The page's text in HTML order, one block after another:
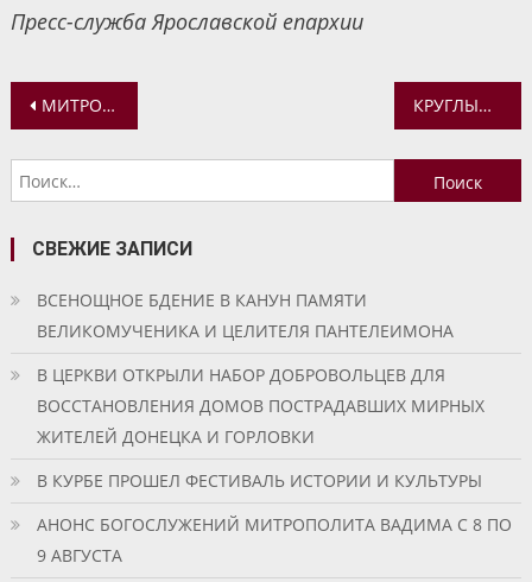
Пресс-служба Ярославской епархии
Навигация
по
записям
МИТРОПОЛИТ ВАДИМ ПРИНЯЛ УЧАСТИЕ В VIII РОЖДЕСТВЕНСКИХ ПАРЛАМЕНТСКИХ ВСТРЕЧАХ В СОВЕТЕ ФЕДЕРАЦИИ КРУГЛЫЙ СТОЛ С УЧАСТНИКАМИ И ПОБЕДИТЕЛЯМИ ВСЕРОССИЙСКОГО КОНКУРСА «ЗА НРАВСТВЕННЫЙ ПОДВИГ УЧИТЕЛЯ»-2019
Найти:
СВЕЖИЕ ЗАПИСИ
ВСЕНОЩНОЕ БДЕНИЕ В КАНУН ПАМЯТИ
ВЕЛИКОМУЧЕНИКА И ЦЕЛИТЕЛЯ ПАНТЕЛЕИМОНА
В ЦЕРКВИ ОТКРЫЛИ НАБОР ДОБРОВОЛЬЦЕВ ДЛЯ
ВОССТАНОВЛЕНИЯ ДОМОВ ПОСТРАДАВШИХ МИРНЫХ
ЖИТЕЛЕЙ ДОНЕЦКА И ГОРЛОВКИ
В КУРБЕ ПРОШЕЛ ФЕСТИВАЛЬ ИСТОРИИ И КУЛЬТУРЫ
АНОНС БОГОСЛУЖЕНИЙ МИТРОПОЛИТА ВАДИМА С 8 ПО
9 АВГУСТА